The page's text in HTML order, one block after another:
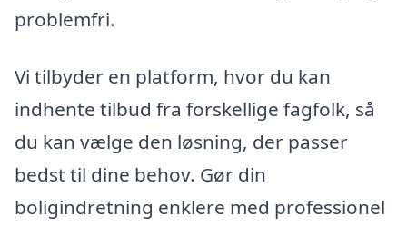
problemfri.
Vi tilbyder en platform, hvor du kan
indhente tilbud fra forskellige fagfolk, så
du kan vælge den løsning, der passer
bedst til dine behov. Gør din
boligindretning enklere med professionel